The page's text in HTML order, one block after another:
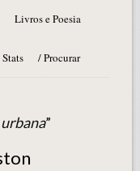
Livros e Poesia
Stats / Procurar
”